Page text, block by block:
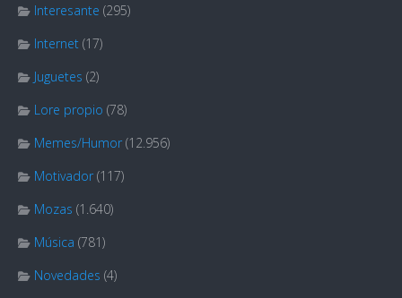
Interesante (295)
Internet (17)
Juguetes (2)
Lore propio (78)
Memes/Humor (12.956)
Motivador (117)
Mozas (1.640)
Música (781)
Novedades (4)